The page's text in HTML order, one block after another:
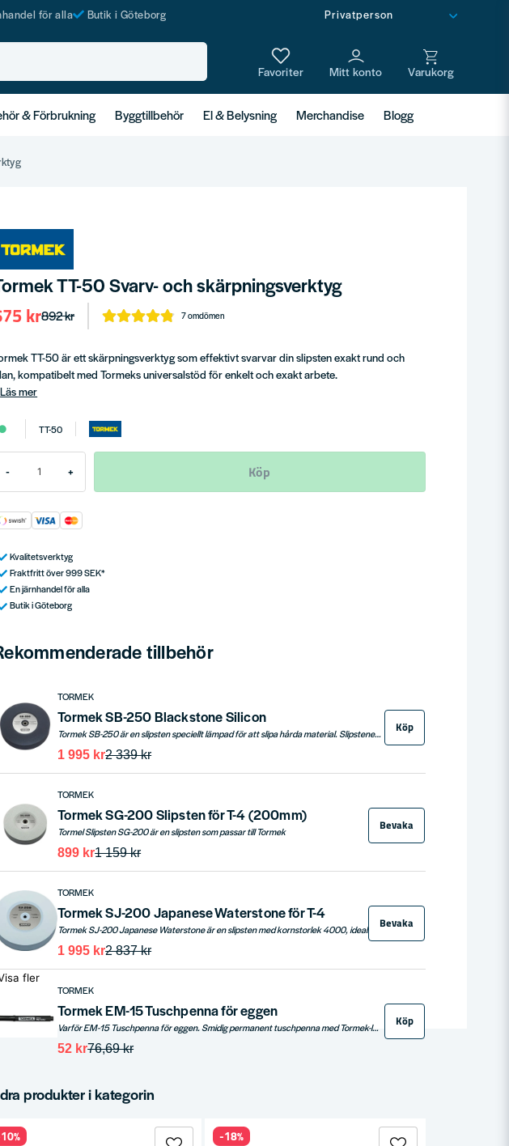
för alla Butik i Göteborg
& Förbrukning Byggtillbehör El & Belysning Merchandise Blogg
TT-50 Svarv- och skärpningsverktyg
892 kr
kr 7 omdömen
TT-50 är ett skärpningsverktyg som effektivt svarvar din slipsten exakt rund och
kompatibelt med Tormeks universalstöd för enkelt och exakt arbete.
Läs mer
TT-50
- + Köp
Kvalitetsverktyg
Fraktfritt över 999 SEK*
En järnhandel för alla
Butik i Göteborg
tillbehör
TORMEK
Tormek SB-250 Blackstone Silicon
Tormek SB-250 är en slipsten speciellt lämpad för att slipa hårda material. Slipstenen har en diameter på 250mm.
2 339 kr
1 995 kr
Köp
TORMEK
Tormek SG-200 Slipsten för T-4 (200mm)
Tormel Slipsten SG-200 är en slipsten som passar till Tormek
1 159 kr
899 kr
Bevaka
TORMEK
Tormek SJ-200 Japanese Waterstone för T-4
2 837 kr
1 995 kr
Bevaka
TORMEK
Tormek EM-15 Tuschpenna för eggen
Varför EM-15 Tuschpenna för eggen. Smidig permanent tuschpenna med Tormek-logotyp. Skuren spets för att färga i olika tjocklek.
76,69 kr
52 kr
Köp
fler
produkter i kategorin
-18%